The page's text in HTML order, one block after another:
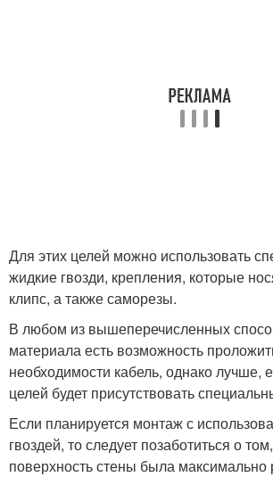
Для этих целей можно использовать
жидкие гвозди, крепления, которые
клипс, а также саморезы.
В любом из вышеперечисленных
материала есть возможность
необходимости кабель, однако лучше,
целей будет присутствовать
Если планируется монтаж с
гвоздей, то следует позаботиться о
поверхность стены была максимально